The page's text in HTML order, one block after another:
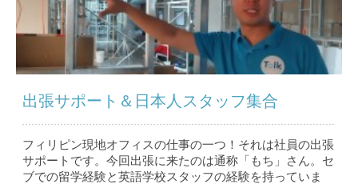
出張サポート＆日本人スタッフ集合
フィリピン現地オフィスの仕事の一つ！それは社員の出張
サポートです。今回出張に来たのは通称「もち」さん。セ
ブでの留学経験と英語学校スタッフの経験を持っていま